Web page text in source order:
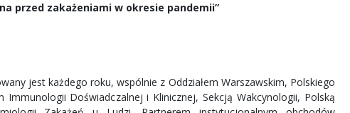
przed zakażeniami w okresie pandemii”
jest każdego roku, wspólnie z Oddziałem Warszawskim, Polskiego
Doświadczalnej i Klinicznej, Sekcją Wakcynologii, Polską